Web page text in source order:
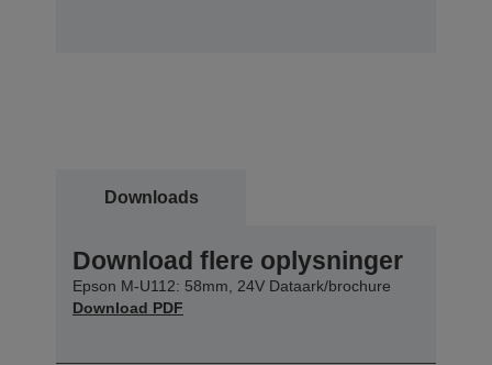
Downloads
Download flere oplysninger
Epson M-U112: 58mm, 24V Dataark/brochure
Download PDF